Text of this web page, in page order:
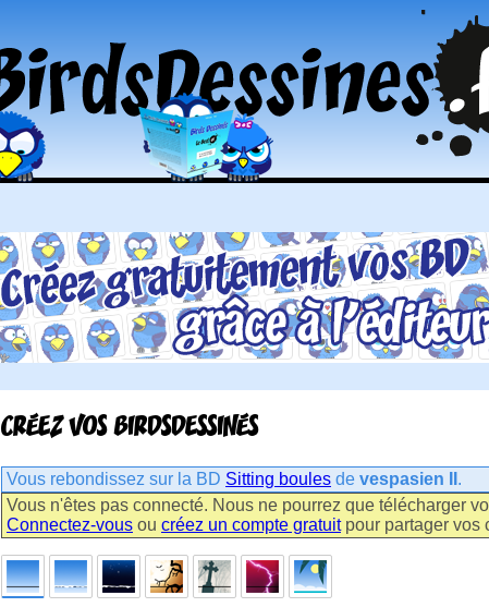
CRÉEZ VOS BIRDSDESSINÉS
Vous rebondissez sur la BD Sitting boules de vespasien II .
Vous n'êtes pas connecté. Nous ne pourrez que télécharger
Connectez-vous ou créez un compte gratuitpour partager vos